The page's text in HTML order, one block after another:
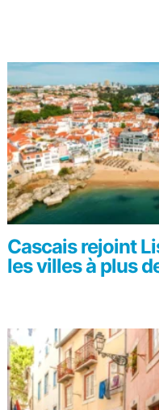
Cascais rejoint
les villes à plus